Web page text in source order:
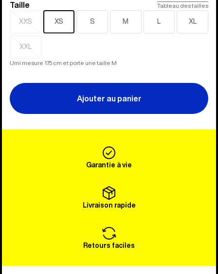
Taille
Taille Tableau des tailles
XXS
Épuisé
XS S M L XL
XXL
Épuisé
Umi mesure 175 cm et porte une taille M
Ajouter au panier
Garantie à vie
Livraison rapide
Retours faciles